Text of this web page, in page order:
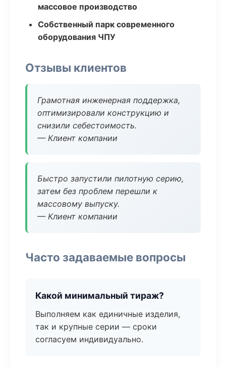
массовое производство
Собственный парк современного
оборудования ЧПУ
Отзывы клиентов
Грамотная инженерная поддержка,
оптимизировали конструкцию и
снизили себестоимость.
— Клиент компании
Быстро запустили пилотную серию,
затем без проблем перешли к
массовому выпуску.
— Клиент компании
Часто задаваемые вопросы
Какой минимальный тираж?
Выполняем как единичные изделия,
так и крупные серии — сроки
согласуем индивидуально.